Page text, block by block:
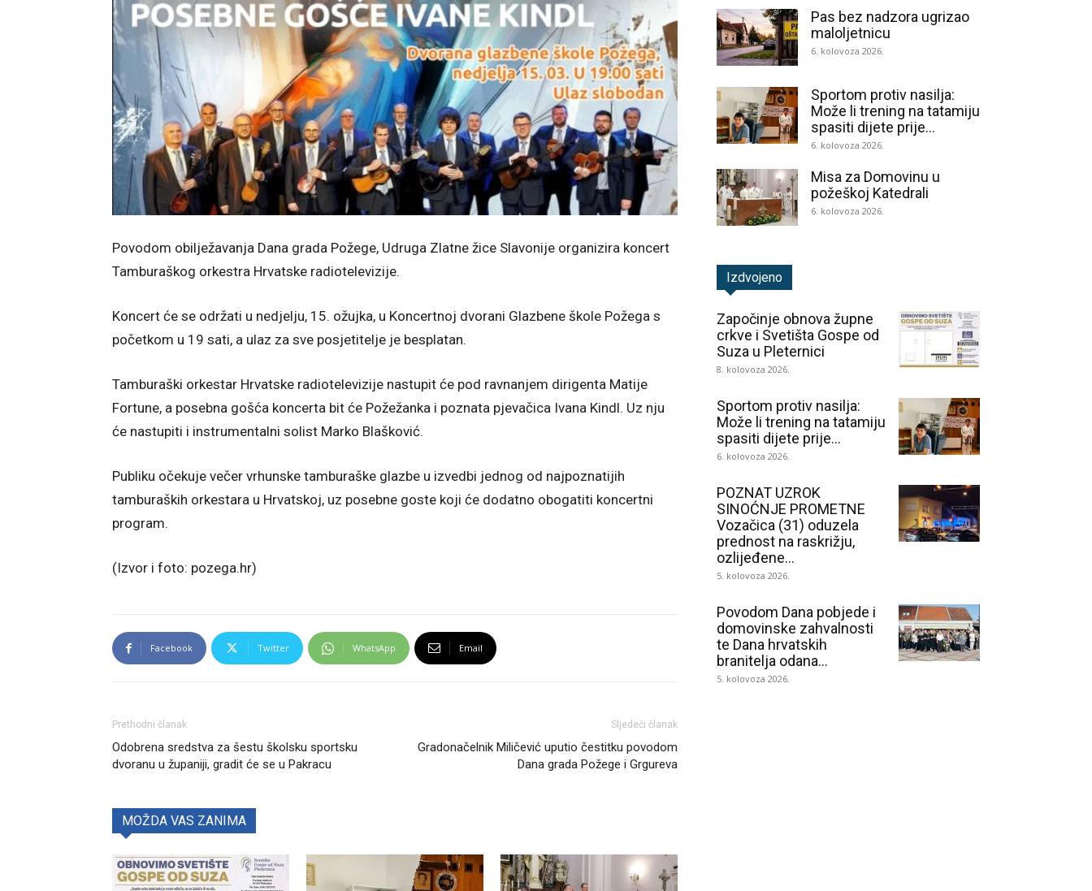
Povodom obilježavanja Dana grada Požege, Udruga Zlatne žice Slavonije organizira koncert
Tamburaškog orkestra Hrvatske radiotelevizije.
Koncert će se održati u nedjelju, 15. ožujka, u Koncertnoj dvorani Glazbene škole Požega s
početkom u 19 sati, a ulaz za sve posjetitelje je besplatan.
Tamburaški orkestar Hrvatske radiotelevizije nastupit će pod ravnanjem dirigenta Matije
Fortune, a posebna gošća koncerta bit će Požežanka i poznata pjevačica Ivana Kindl. Uz nju
će nastupiti i instrumentalni solist Marko Blašković.
Publiku očekuje večer vrhunske tamburaške glazbe u izvedbi jednog od najpoznatijih
tamburaških orkestara u Hrvatskoj, uz posebne goste koji će dodatno obogatiti koncertni
program.
(Izvor i foto: pozega.hr)
Facebook Twitter WhatsApp Email
Prethodni članak
Odobrena sredstva za šestu školsku sportsku
dvoranu u županiji, gradit će se u Pakracu
Sljedeći članak
Gradonačelnik Miličević uputio čestitku povodom
Dana grada Požege i Grgureva
MOŽDA VAS ZANIMA
Pas bez nadzora ugrizao
maloljetnicu
6. kolovoza 2026.
Sportom protiv nasilja:
Može li trening na tatamiju
spasiti dijete prije...
6. kolovoza 2026.
Misa za Domovinu u
požeškoj Katedrali
6. kolovoza 2026.
Izdvojeno
Započinje obnova župne
crkve i Svetišta Gospe od
Suza u Pleternici
8. kolovoza 2026.
Sportom protiv nasilja:
Može li trening na tatamiju
spasiti dijete prije...
6. kolovoza 2026.
POZNAT UZROK
SINOĆNJE PROMETNE
Vozačica (31) oduzela
prednost na raskrižju,
ozlijeđene...
5. kolovoza 2026.
Povodom Dana pobjede i
domovinske zahvalnosti
te Dana hrvatskih
branitelja odana...
5. kolovoza 2026.